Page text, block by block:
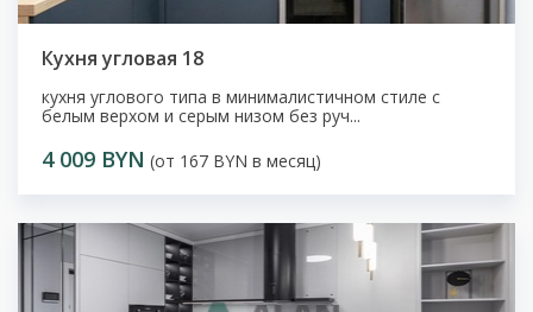
Кухня угловая 18
кухня углового типа в минималистичном стиле с
белым верхом и серым низом без руч...
4 009 BYN (от 167 BYN в месяц)